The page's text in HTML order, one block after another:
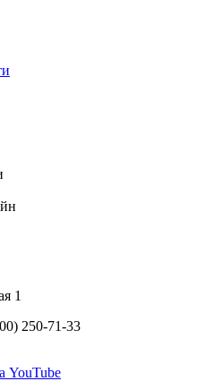
1
250-71-33
YouTube